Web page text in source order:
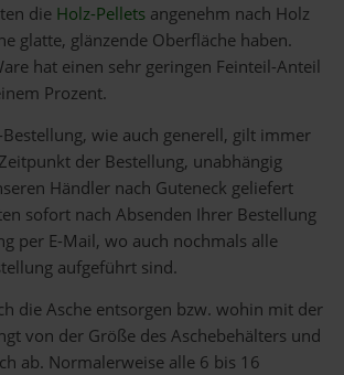
die Holz-Pellets angenehm nach Holz
glatte, glänzende Oberfläche haben.
hat einen sehr geringen Feinteil-Anteil
Prozent.
wie auch generell, gilt immer
der Bestellung, unabhängig
Händler nach Guteneck geliefert
sofort nach Absenden Ihrer Bestellung
per E-Mail, wo auch nochmals alle
aufgeführt sind.
die Asche entsorgen bzw. wohin mit der
von der Größe des Aschebehälters und
ab. Normalerweise alle 6 bis 16